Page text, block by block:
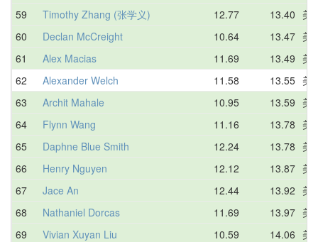
59
Timothy Zhang (张学义) 12.77 13.40 美
60
Declan McCreight 10.64 13.47 美
61
Alex Macias 11.69 13.49 美
62
Alexander Welch 11.58 13.55 美
63
Archit Mahale 10.95 13.59 美
64
Flynn Wang 11.16 13.78 美
65
Daphne Blue Smith 12.24 13.78 美
66
Henry Nguyen 12.12 13.87 美
67
Jace An 12.44 13.92 美
68
Nathaniel Dorcas 11.69 13.97 美
69
Vivian Xuyan Liu 10.59 14.06 美